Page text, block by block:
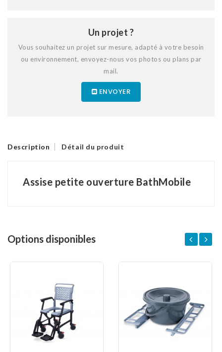
Un projet ?
Vous souhaitez un projet sur mesure, adapté à votre besoin
ou environnement, envoyez-nous vos photos ou plans par
mail.
ENVOYER
Description Détail du produit
Assise petite ouverture BathMobile
Options disponibles